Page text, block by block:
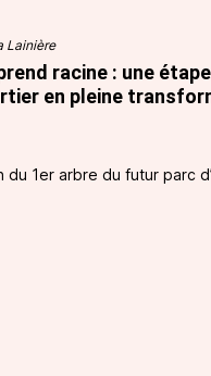
Lainière
racine : une
en pleine